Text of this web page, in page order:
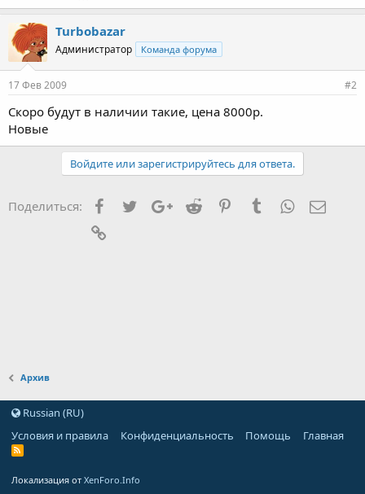
Turbobazar
Администратор Команда форума
17 Фев 2009 #2
Скоро будут в наличии такие, цена 8000р.
Новые
Войдите или зарегистрируйтесь для ответа.
Поделиться: FacebookTwitterGoogle+
Reddit PinterestTumblrWhatsApp
Архив
Russian (RU)
Условия и правила
Конфиденциальность Помощь Главная
Локализация от XenForo.Info